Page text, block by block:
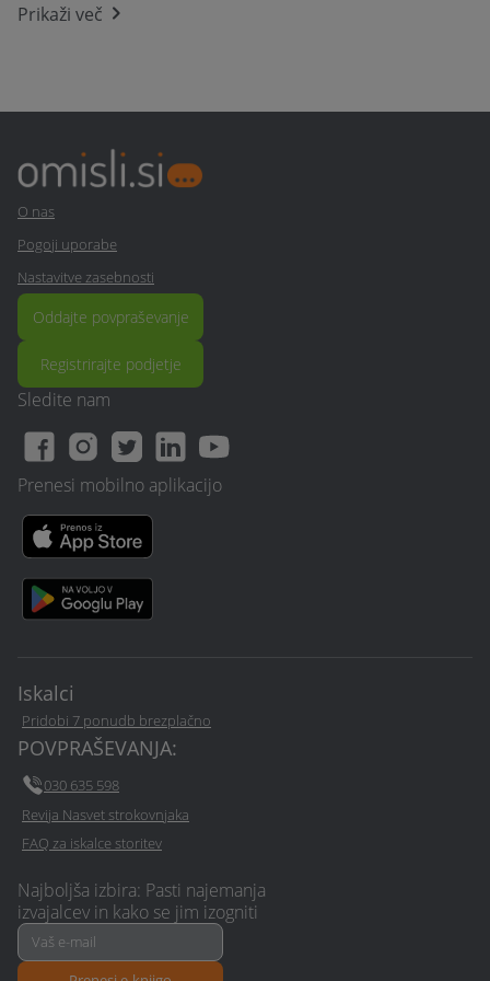
Vse super.
Prikaži več
Iskalci
Pridobi 7 ponudb brezplačno
POVPRAŠEVANJA:
030 635 598
Revija Nasvet strokovnjaka
FAQ za iskalce storitev
Najboljša izbira: Pasti najemanja
izvajalcev in kako se jim izogniti
O nas
Pogoji uporabe
Nastavitve zasebnosti
Oddajte povpraševanje
Registrirajte podjetje
Sledite nam
Prenesi mobilno aplikacijo